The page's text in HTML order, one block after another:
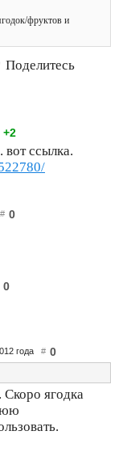
фруктов и
Поделитесь
+2
вот ссылка.
# 0
0
года # 0
Скоро ягодка